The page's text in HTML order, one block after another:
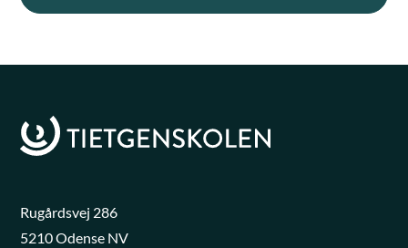
Rugårdsvej 286
5210 Odense NV